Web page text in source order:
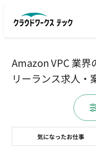
Amazon VPC 業界
リーランス求人・
気になったお仕事